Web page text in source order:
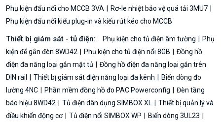
Phụ kiện đấu nối cho MCCB 3VA
Rơ-le nhiệt bảo vệ quá tải 3MU7
Phụ kiện đấu nối kiểu plug-in và kiểu rút kéo cho MCCB
Thiết bị giám sát - tủ điện: Phụ kiện cho tủ điện âm tường
Phụ
kiện để gắn đèn 8WD42
Phụ kiện cho tủ điện nổi 8GB
Đồng hồ
điện đa năng loại gắn mặt tủ
Đồng hồ điện đa năng loại gắn trên
DIN rail
Thiết bị giám sát điện năng loại đa kênh
Biến dòng đo
lường 4NC
Phần mềm đồng hồ đo PAC Powerconfig
Đèn tầng
báo hiệu 8WD42
Tủ điện dân dụng SIMBOX XL
Thiết bị quản lý và
điều khiển động cơ
Tủ điện nổi SIMBOX WP
Biến dòng 3UL23